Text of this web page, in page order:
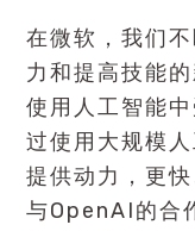
在微软，我们
力和提高技能
使用人工智能
过使用大规模
提供动力，更
与OpenAI的合